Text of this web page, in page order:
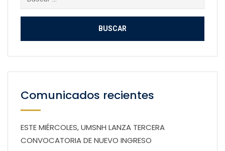
Comunicados recientes
ESTE MIÉRCOLES, UMSNH LANZA TERCERA
CONVOCATORIA DE NUEVO INGRESO